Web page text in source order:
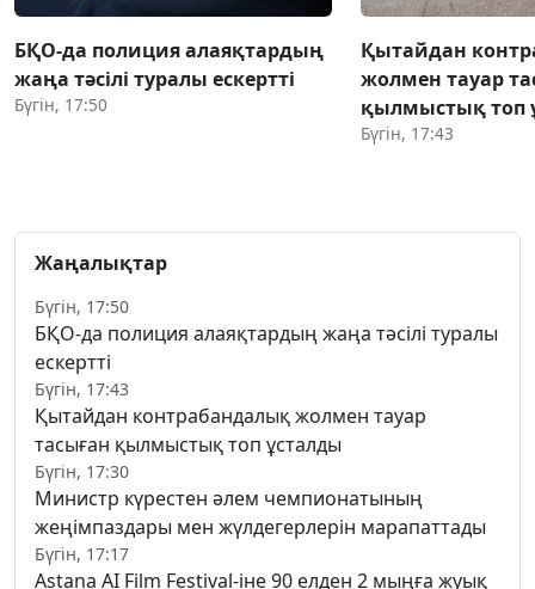
БҚО-да полиция алаяқтардың
жаңа тәсілі туралы ескертті
Бүгін, 17:50
Қытайдан
жолмен тауар
қылмыстық топ
Бүгін, 17:43
Жаңалықтар
Бүгін, 17:50
БҚО-да полиция алаяқтардың жаңа тәсілі туралы
ескертті
Бүгін, 17:43
Қытайдан контрабандалық жолмен тауар
тасыған қылмыстық топ ұсталды
Бүгін, 17:30
Министр күрестен әлем чемпионатының
жеңімпаздары мен жүлдегерлерін марапаттады
Бүгін, 17:17
Astana AI Film Festival-іне 90 елден 2 мыңға жуық